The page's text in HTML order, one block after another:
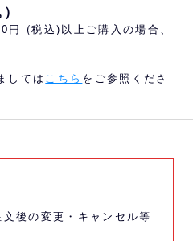
(税込)以上ご購入の場合、
しては こちら をご参照くださ
後の変更・キャンセル等